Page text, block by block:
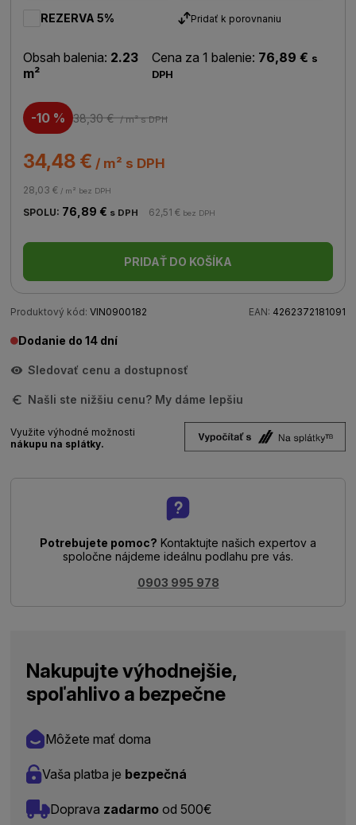
REZERVA 5% Pridať k porovnaniu
Obsah balenia: 2.23
m²
Cena za 1 balenie: 76,89 € s
DPH
-10 % 38,30 €/ m²s DPH
34,48 € / m² s DPH
28,03 € / m² bez DPH
SPOLU: 76,89 € s DPH 62,51 € bez DPH
PRIDAŤ DO KOŠÍKA
Produktový kód: VIN0900182 EAN: 4262372181091
Dodanie do 14 dní
Sledovať cenu a dostupnosť
Našli ste nižšiu cenu? My dáme lepšiu
Využite výhodné možnosti
nákupu na splátky.
Potrebujete pomoc? Kontaktujte našich expertov a
spoločne nájdeme ideálnu podlahu pre vás.
0903 995 978
Nakupujte výhodnejšie,
spoľahlivo a bezpečne
Môžete mať doma
Vaša platba je bezpečná
Doprava zadarmo od 500€